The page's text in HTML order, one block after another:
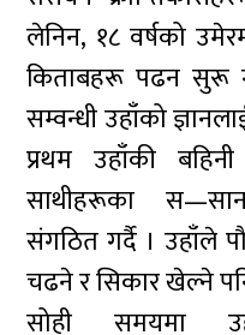
लेनिन, १८ वर्षको
किताबहरू पढन सुरू
सम्वन्धी उहाँको
प्रथम उहाँकी
साथीहरूका
संगठित गर्दै । उहाँले
चढने र सिकार खेल्ने
सोही समयमा